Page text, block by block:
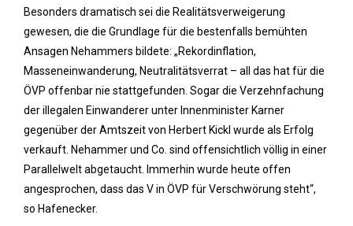
Besonders dramatisch sei die Realitätsverweigerung
gewesen, die die Grundlage für die bestenfalls bemühten
Ansagen Nehammers bildete: „Rekordinflation,
Masseneinwanderung, Neutralitätsverrat – all das hat für die
ÖVP offenbar nie stattgefunden. Sogar die Verzehnfachung
der illegalen Einwanderer unter Innenminister Karner
gegenüber der Amtszeit von Herbert Kickl wurde als Erfolg
verkauft. Nehammer und Co. sind offensichtlich völlig in einer
Parallelwelt abgetaucht. Immerhin wurde heute offen
angesprochen, dass das V in ÖVP für Verschwörung steht“,
so Hafenecker.